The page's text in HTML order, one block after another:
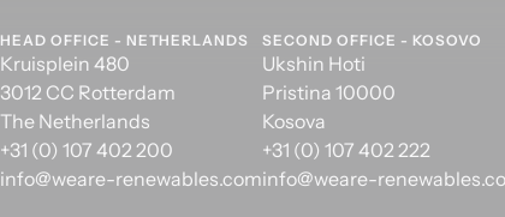
HEAD OFFICE - NETHERLANDS
Kruisplein 480
3012 CC Rotterdam
The Netherlands
+31 (0) 107 402 200
info@weare-renewables.com
SECOND OFFICE - KOSOVO
Ukshin Hoti
Pristina 10000
Kosova
+31 (0) 107 402 222
info@weare-